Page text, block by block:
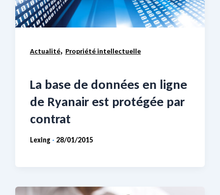
Actualité, Propriété intellectuelle
La base de données en ligne
de Ryanair est protégée par
contrat
Lexing - 28/01/2015